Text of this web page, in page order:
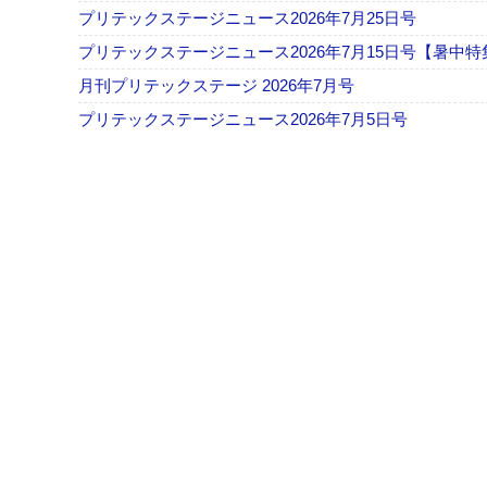
プリテックステージニュース2026年7月25日号
プリテックステージニュース2026年7月15日号【暑中特
月刊プリテックステージ 2026年7月号
プリテックステージニュース2026年7月5日号